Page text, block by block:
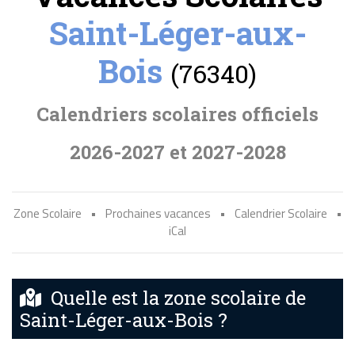
Saint-Léger-aux-
Bois (76340)
Calendriers scolaires officiels
2026-2027 et 2027-2028
Zone Scolaire • Prochaines vacances • Calendrier Scolaire
•
iCal
Quelle est la zone scolaire de
Saint-Léger-aux-Bois ?